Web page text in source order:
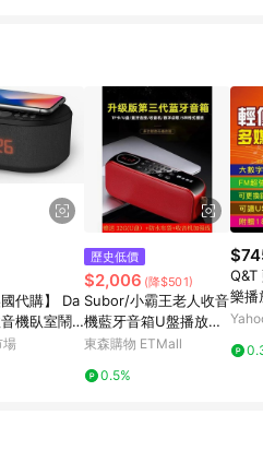
代購】 Da
機臥室鬧
無線充電
USB 端口
場
歷史低價
$2,006 (降$501)
Subor/小霸王老人收音
機藍牙音箱U盤播放器
音響影響廣場舞低音炮
東森購物 ETMall
0.5%
Q&T
樂播